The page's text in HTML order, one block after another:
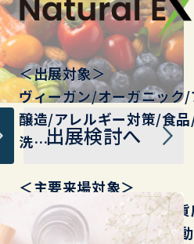
＜出展対象＞
ヴィーガン/オーガニック
醸造/アレルギー対策/ 食
洗…
＜主要来場対象＞
健康自然食品店/薬局/ 百
店/EC/通販/健康 美容 運
出展検討へ